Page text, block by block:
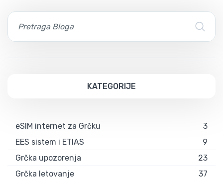
KATEGORIJE
eSIM internet za Grčku
3
EES sistem i ETIAS
9
Grčka upozorenja
23
Grčka letovanje
37